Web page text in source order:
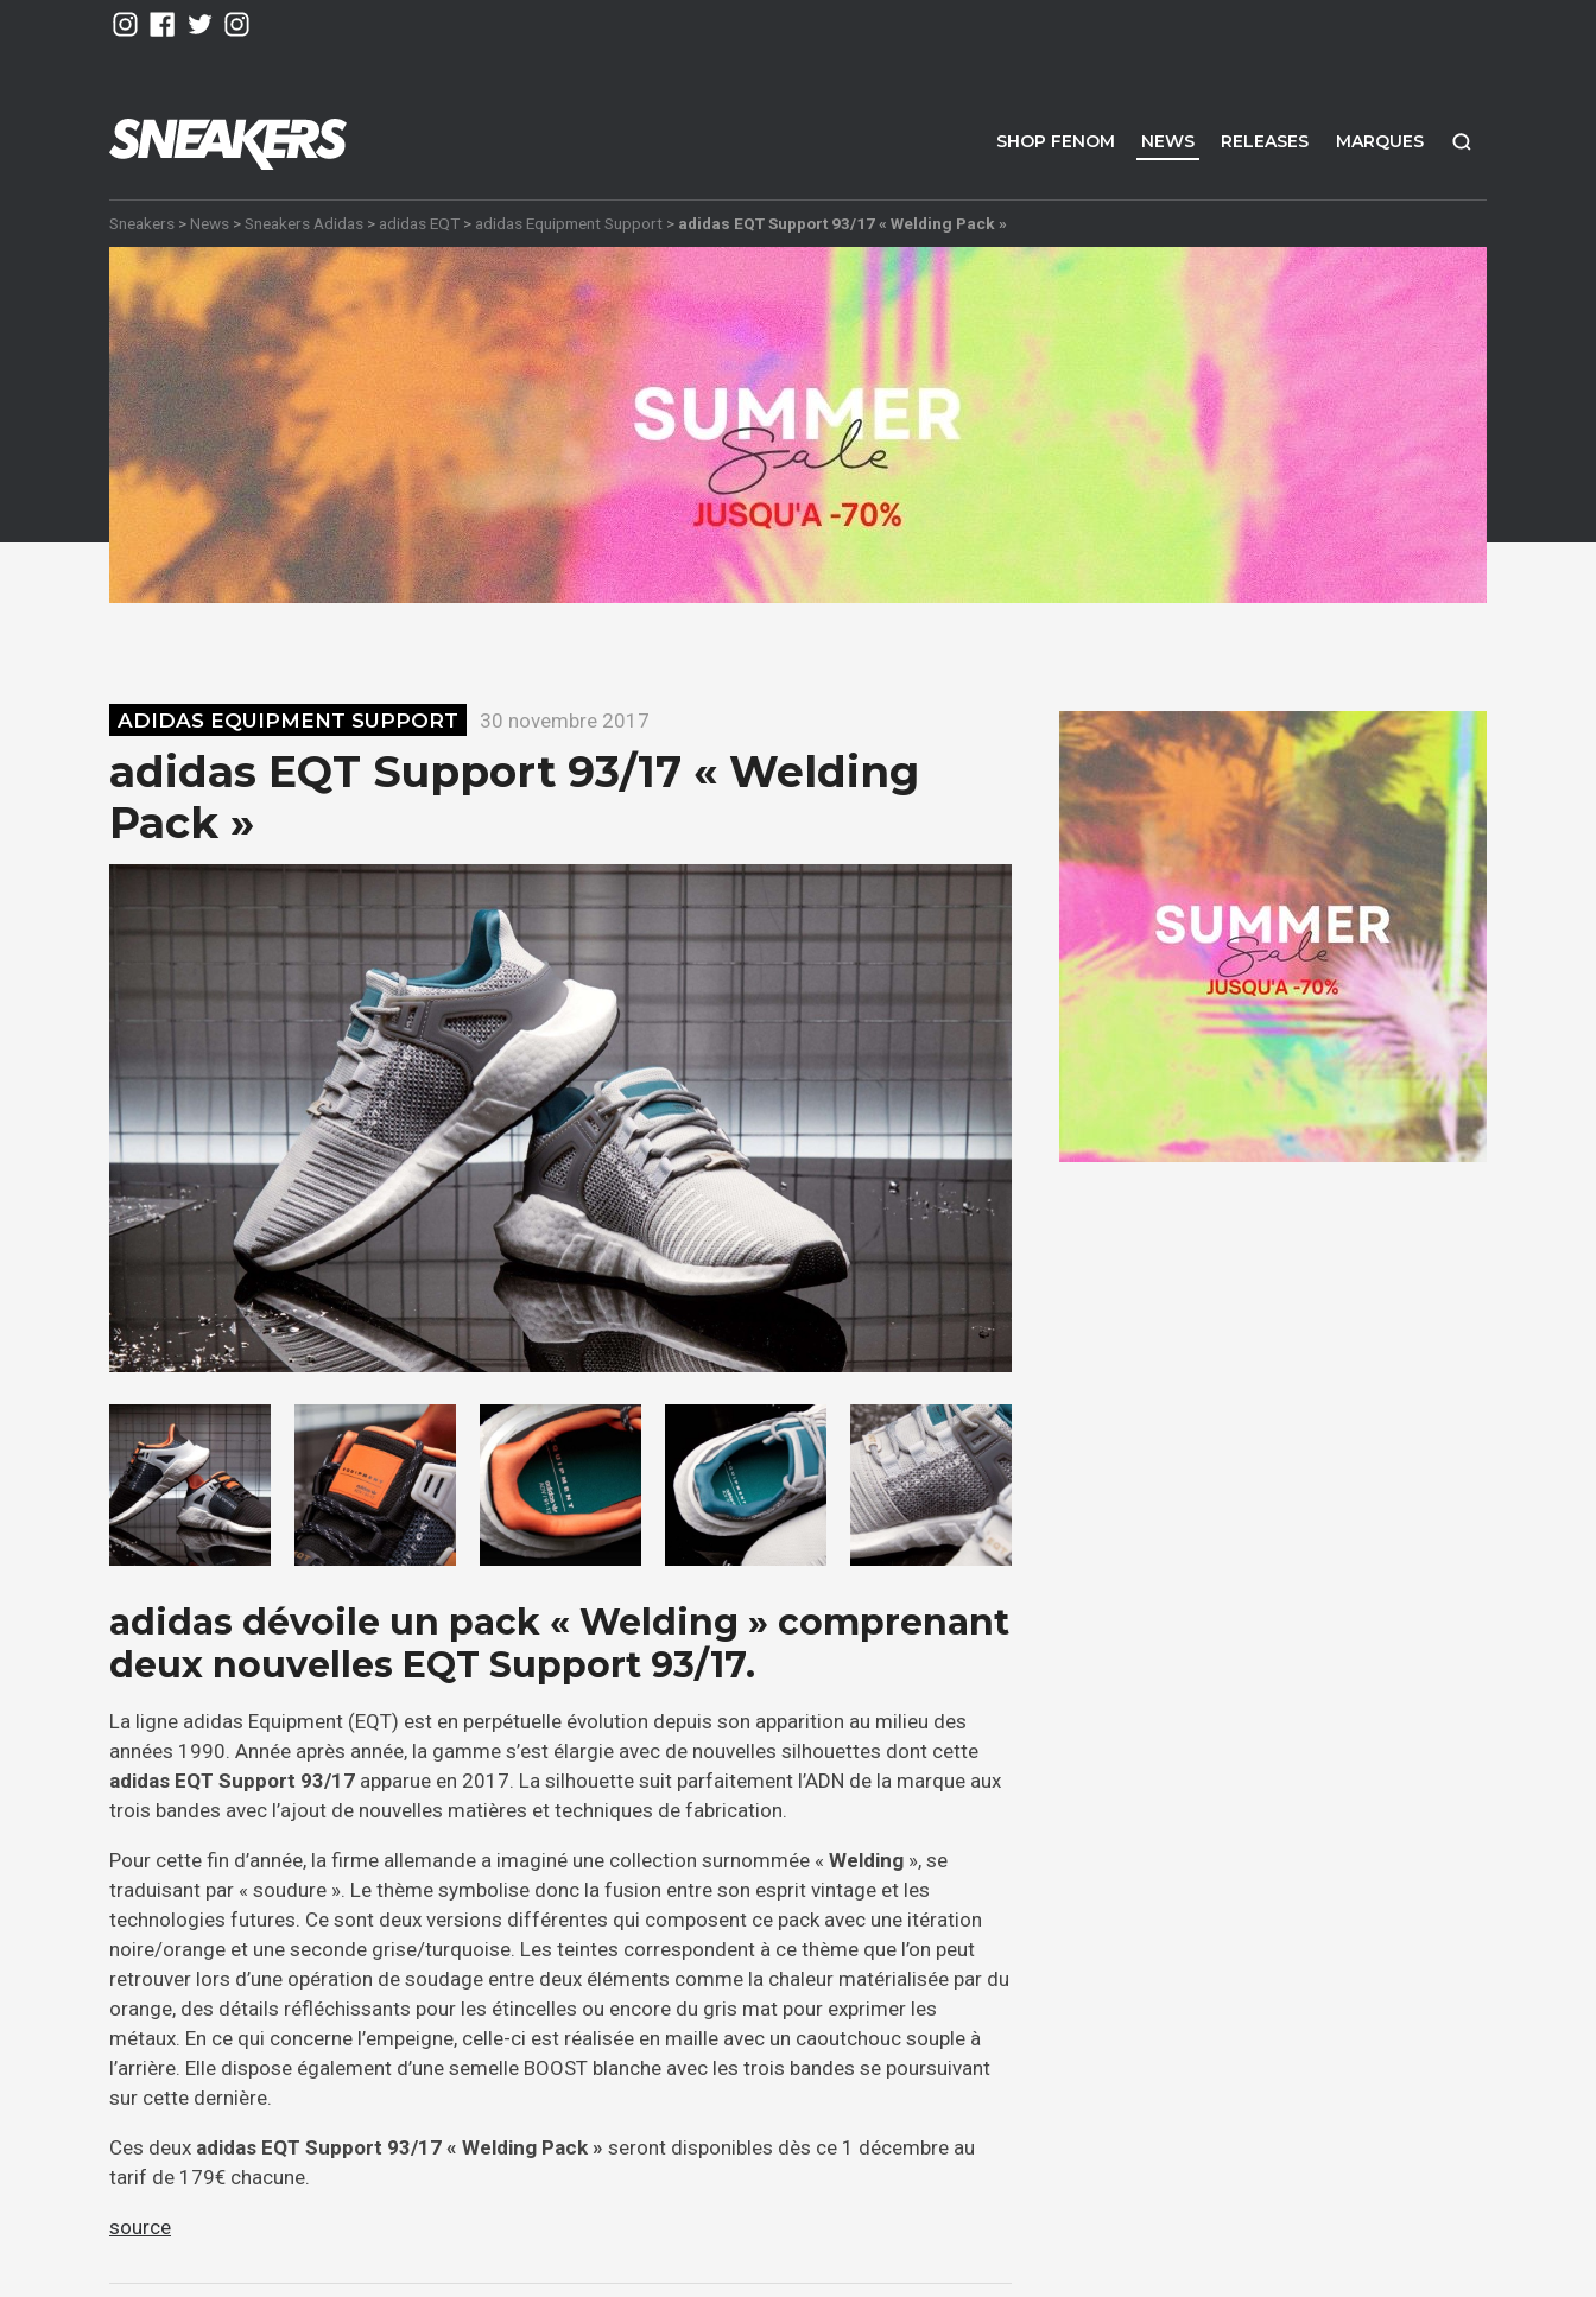
SHOP FENOM NEWS RELEASES MARQUES
Sneakers > News >Sneakers Adidas > adidas EQT > adidas Equipment Support > adidas EQT Support 93/17 « Welding Pack »
ADIDAS EQUIPMENT SUPPORT 30 novembre 2017
adidas EQT Support 93/17 « Welding
Pack »
adidas dévoile un pack « Welding » comprenant
deux nouvelles EQT Support 93/17.
La ligne adidas Equipment (EQT) est en perpétuelle évolution depuis son apparition au milieu des
années 1990. Année après année, la gamme s’est élargie avec de nouvelles silhouettes dont cette
adidas EQT Support 93/17 apparue en 2017. La silhouette suit parfaitement l’ADN de la marque aux
trois bandes avec l’ajout de nouvelles matières et techniques de fabrication.
Pour cette fin d’année, la firme allemande a imaginé une collection surnommée « Welding », se
traduisant par « soudure ». Le thème symbolise donc la fusion entre son esprit vintage et les
technologies futures. Ce sont deux versions différentes qui composent ce pack avec une itération
noire/orange et une seconde grise/turquoise. Les teintes correspondent à ce thème que l’on peut
retrouver lors d’une opération de soudage entre deux éléments comme la chaleur matérialisée par du
orange, des détails réfléchissants pour les étincelles ou encore du gris mat pour exprimer les
métaux. En ce qui concerne l’empeigne, celle-ci est réalisée en maille avec un caoutchouc souple à
l’arrière. Elle dispose également d’une semelle BOOST blanche avec les trois bandes se poursuivant
sur cette dernière.
Ces deux adidas EQT Support 93/17 « Welding Pack » seront disponibles dès ce 1 décembre au
tarif de 179€ chacune.
source